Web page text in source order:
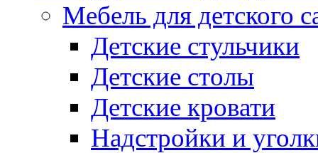
Мебель для детского
Детские стульчики
Детские столы
Детские кровати
Надстройки и